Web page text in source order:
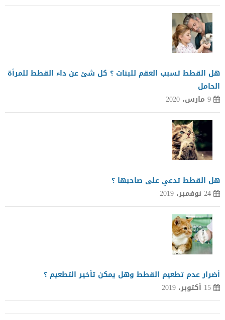
هل القطط تسبب العقم للبنات ؟ كل شئ عن داء القطط للمرأة
الحامل
9 مارس، 2020
هل القطط تدعي على صاحبها ؟
24 نوفمبر، 2019
أضرار عدم تطعيم القطط وهل يمكن تأخير التطعيم ؟
15 أكتوبر، 2019